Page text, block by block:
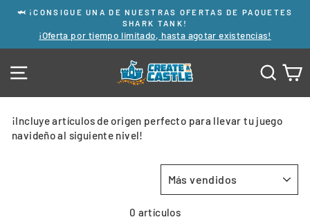
contenido
diapositivas
pausa
🦈 ¡CONSIGUE UNA DE NUESTRAS OFERTAS DE PAQUETES
SHARK TANK!
¡Oferta por tiempo limitado, hasta agotar existencias!
¡Incluye artículos de origen perfecto para llevar tu juego
navideño al siguiente nivel!
0 artículos